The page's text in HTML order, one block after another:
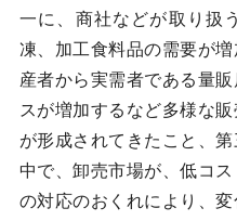
一に、商社などが取り扱
凍、加工食料品の需要が
産者から実需者である量
スが増加するなど多様な
が形成されてきたこと、
中で、卸売市場が、低コ
の対応のおくれにより、